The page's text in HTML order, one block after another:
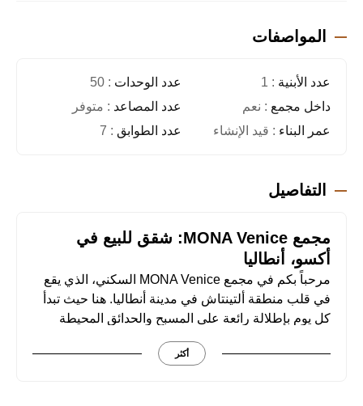
المواصفات
عدد الأبنية : 1 عدد الوحدات : 50
داخل مجمع : نعم عدد المصاعد : متوفر
عمر البناء : قيد الإنشاء عدد الطوابق : 7
التفاصيل
مجمع MONA Venice: شقق للبيع في
أكسو، أنطاليا
مرحباً بكم في مجمع MONA Venice السكني، الذي يقع
في قلب منطقة ألتينتاش في مدينة أنطاليا. هنا حيث تبدأ
كل يوم بإطلالة رائعة على المسبح والحدائق المحيطة
ليكون وجهة مثالية لأولئك الذين يسعون للعيش في بيئة
أكثر